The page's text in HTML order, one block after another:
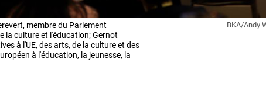
membre du Parlement
la culture et l'éducation; Gernot
à l'UE, des arts, de la culture et des
à l'éducation, la jeunesse, la
BKA/Andy